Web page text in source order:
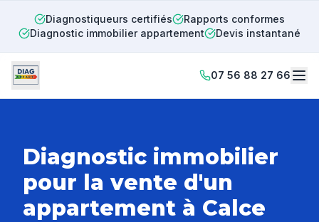
Diagnostiqueurs certifiés
Rapports conformes
Diagnostic immobilier appartement
Devis instantané
07 56 88 27 66
Diagnostic immobilier
pour la vente d'un
appartement à Calce